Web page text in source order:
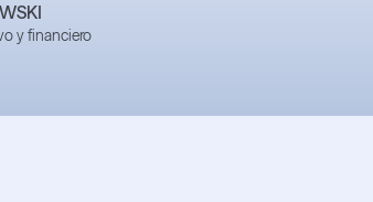
y financiero